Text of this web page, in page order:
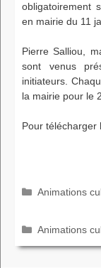
obligatoirement
en mairie du 11
Pierre Salliou,
sont venus
initiateurs.
la mairie pour le
Pour
Catégories
Animations
Catégories
Animations